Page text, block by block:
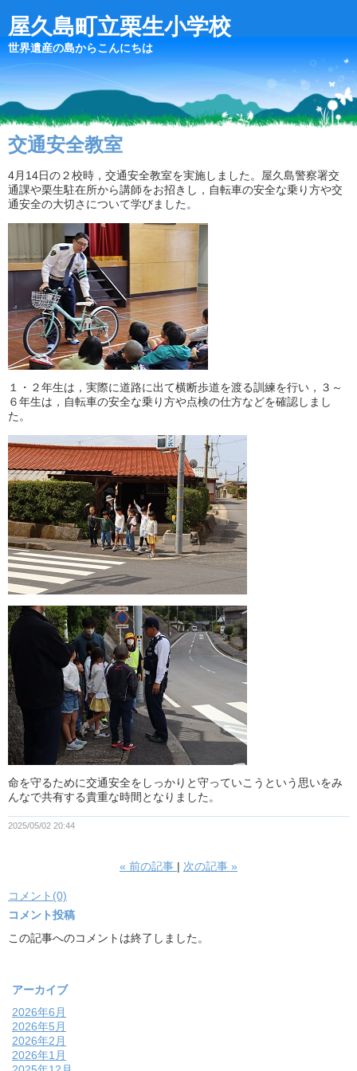
屋久島町立栗生小学校
世界遺産の島からこんにちは
交通安全教室
4月14日の２校時，交通安全教室を実施しました。屋久島警察署交
通課や栗生駐在所から講師をお招きし，自転車の安全な乗り方や交
通安全の大切さについて学びました。
１・２年生は，実際に道路に出て横断歩道を渡る訓練を行い，３～
６年生は，自転車の安全な乗り方や点検の仕方などを確認しまし
た。
命を守るために交通安全をしっかりと守っていこうという思いをみ
んなで共有する貴重な時間となりました。
2025/05/02 20:44
« 前の記事 次の記事 »
コメント(0)
コメント投稿
この記事へのコメントは終了しました。
アーカイブ
2026年6月
2026年5月
2026年2月
2026年1月